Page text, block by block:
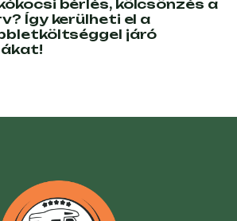
bérlés, kölcsönzés a
Így kerülheti el a
járó